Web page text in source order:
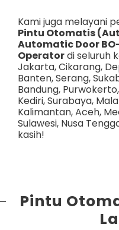
Kami juga melayani
Pintu Otomatis
Automatic Door
Operatordi seluruh
Jakarta,Cikarang,
Banten,Serang,
Bandung, Purwokerto,
Kediri,Surabaya,
Kalimantan,Aceh,
Sulawesi, Nusa
kasih!
Pintu